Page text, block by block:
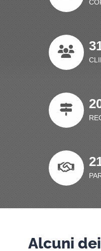
Alcuni